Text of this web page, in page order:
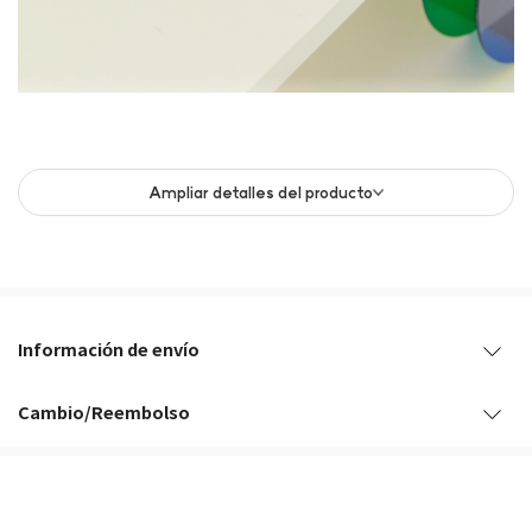
Ampliar detalles del producto
Información de envío
Cambio/Reembolso